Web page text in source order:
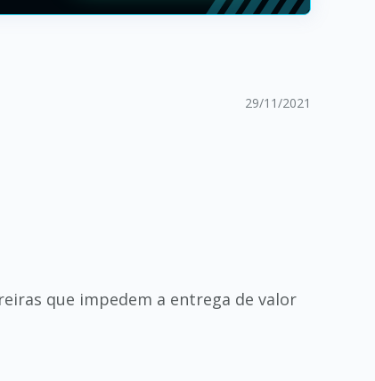
29/11/2021
que impedem a entrega de valor